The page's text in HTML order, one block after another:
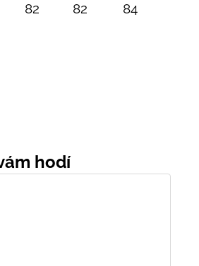
82 82 84